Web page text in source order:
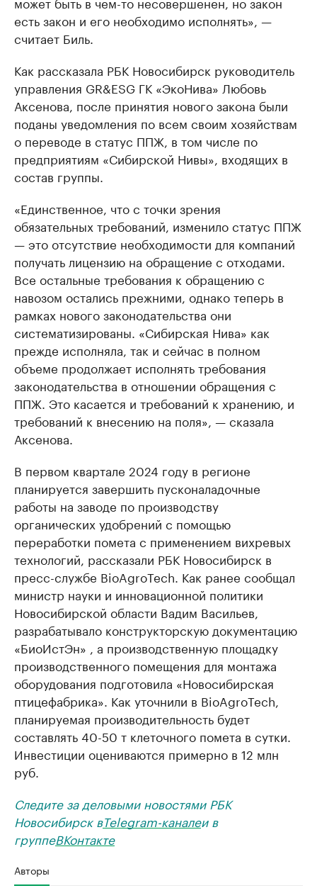
есть закон и его необходимо исполнять», —
считает Биль.
Как рассказала РБК Новосибирск руководитель
управления GR&ESG ГК «ЭкоНива» Любовь
Аксенова, после принятия нового закона были
поданы уведомления по всем своим хозяйствам
о переводе в статус ППЖ, в том числе по
предприятиям «Сибирской Нивы», входящих в
состав группы.
«Единственное, что с точки зрения
обязательных требований, изменило статус ППЖ
— это отсутствие необходимости для компаний
получать лицензию на обращение с отходами.
Все остальные требования к обращению с
навозом остались прежними, однако теперь в
рамках нового законодательства они
систематизированы. «Сибирская Нива» как
прежде исполняла, так и сейчас в полном
объеме продолжает исполнять требования
законодательства в отношении обращения с
ППЖ. Это касается и требований к хранению, и
требований к внесению на поля», — сказала
Аксенова.
В первом квартале 2024 году в регионе
планируется завершить пусконаладочные
работы на заводе по производству
органических удобрений с помощью
переработки помета с применением вихревых
технологий, рассказали РБК Новосибирск в
пресс-службе BioAgroTech. Как ранее сообщал
министр науки и инновационной политики
Новосибирской области Вадим Васильев,
разрабатывало конструкторскую документацию
«БиоИстЭн» , а производственную площадку
производственного помещения для монтажа
оборудования подготовила «Новосибирская
птицефабрика». Как уточнили в BioAgroTech,
планируемая производительность будет
составлять 40-50 т клеточного помета в сутки.
Инвестиции оцениваются примерно в 12 млн
руб.
Следите за деловыми новостями РБК
Новосибирск вTelegram-каналеи в
группеВКонтакте
Авторы